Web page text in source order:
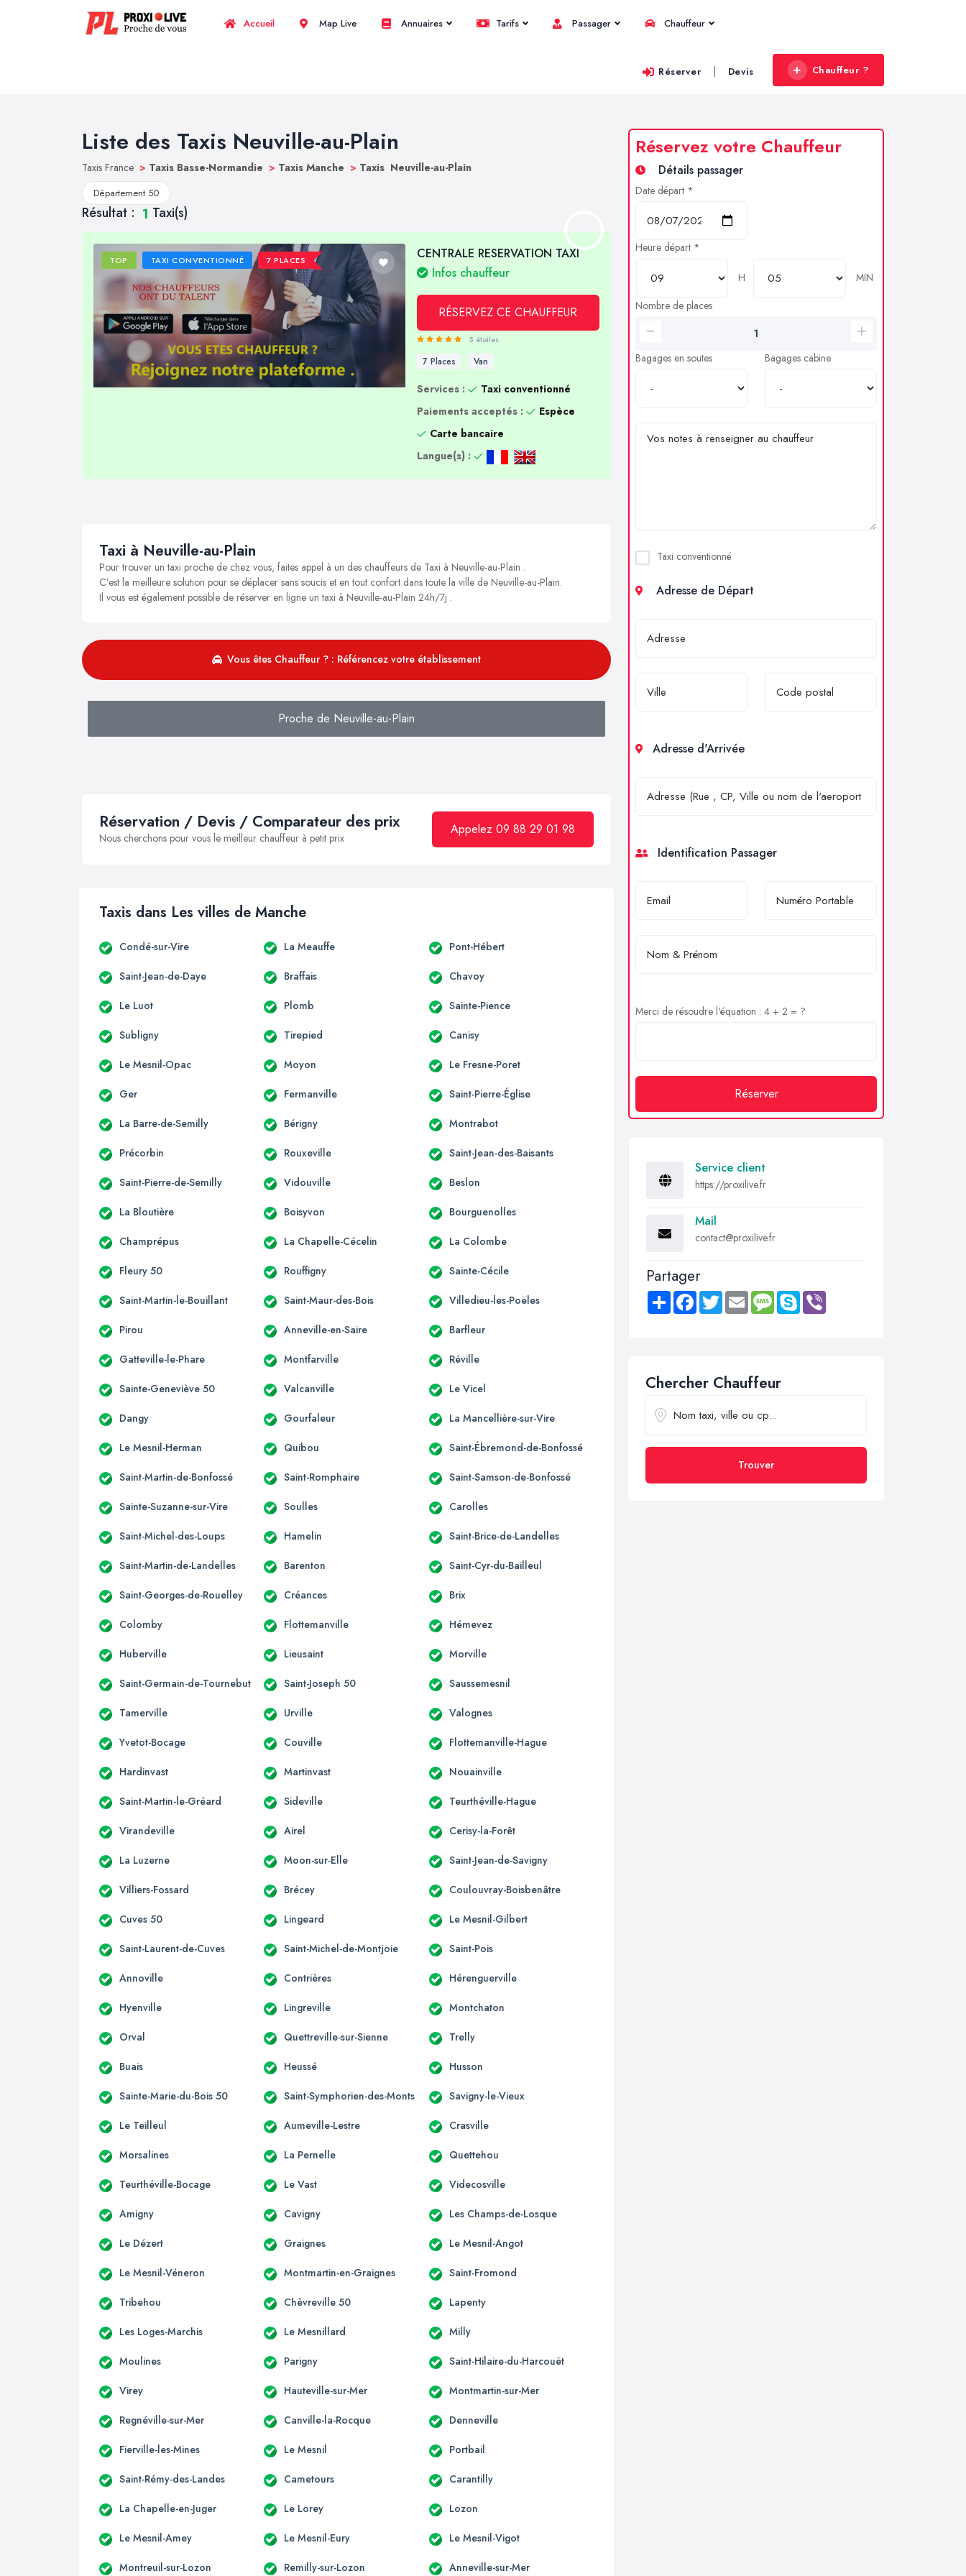
Accueil Map Live Annuaires Tarifs Passager Chauffeur
Réserver | Devis Chauffeur ?
Liste des Taxis Neuville-au-Plain
Taxis France > Taxis Basse-Normandie > Taxis Manche > Taxis Neuville-au-Plain
Département 50
Résultat : 1 Taxi(s)
TOP TAXI CONVENTIONNÉ 7 PLACES
CENTRALE RESERVATION TAXI
Infos chauffeur
RÉSERVEZ CE CHAUFFEUR
5 étoiles
7 Places Van
Services :
Taxi conventionné
Paiements acceptés :
Espèce
Carte bancaire
Langue(s) :
Taxi à Neuville-au-Plain
Pour trouver un taxi proche de chez vous, faites appel à un des chauffeurs de Taxi à Neuville-au-Plain .
C’est la meilleure solution pour se déplacer sans soucis et en tout confort dans toute la ville de Neuville-au-Plain.
Il vous est également possible de réserver en ligne un taxi à Neuville-au-Plain 24h/7j .
Vous êtes Chauffeur ? : Référencez votre établissement
Proche de Neuville-au-Plain
Réservation / Devis / Comparateur des prix
Nous cherchons pour vous le meilleur chauffeur à petit prix
Appelez 09 88 29 01 98
Taxis dans Les villes de Manche
Condé-sur-Vire La Meauffe Pont-Hébert
Saint-Jean-de-Daye Braffais Chavoy
Le Luot Plomb Sainte-Pience
Subligny Tirepied Canisy
Le Mesnil-Opac Moyon Le Fresne-Poret
Ger Fermanville Saint-Pierre-Église
La Barre-de-Semilly Bérigny Montrabot
Précorbin Rouxeville Saint-Jean-des-Baisants
Saint-Pierre-de-Semilly Vidouville Beslon
La Bloutière Boisyvon Bourguenolles
Champrépus La Chapelle-Cécelin La Colombe
Fleury 50 Rouffigny Sainte-Cécile
Saint-Martin-le-Bouillant Saint-Maur-des-Bois Villedieu-les-Poëles
Pirou Anneville-en-Saire Barfleur
Gatteville-le-Phare Montfarville Réville
Sainte-Geneviève 50 Valcanville Le Vicel
Dangy Gourfaleur La Mancellière-sur-Vire
Le Mesnil-Herman Quibou Saint-Ébremond-de-Bonfossé
Saint-Martin-de-Bonfossé Saint-Romphaire Saint-Samson-de-Bonfossé
Sainte-Suzanne-sur-Vire Soulles Carolles
Saint-Michel-des-Loups Hamelin Saint-Brice-de-Landelles
Saint-Martin-de-Landelles Barenton Saint-Cyr-du-Bailleul
Saint-Georges-de-Rouelley Créances Brix
Colomby Flottemanville Hémevez
Huberville Lieusaint Morville
Saint-Germain-de-Tournebut Saint-Joseph 50 Saussemesnil
Tamerville Urville Valognes
Yvetot-Bocage Couville Flottemanville-Hague
Hardinvast Martinvast Nouainville
Saint-Martin-le-Gréard Sideville Teurthéville-Hague
Virandeville Airel Cerisy-la-Forêt
La Luzerne Moon-sur-Elle Saint-Jean-de-Savigny
Villiers-Fossard Brécey Coulouvray-Boisbenâtre
Cuves 50 Lingeard Le Mesnil-Gilbert
Saint-Laurent-de-Cuves Saint-Michel-de-Montjoie Saint-Pois
Annoville Contrières Hérenguerville
Hyenville Lingreville Montchaton
Orval Quettreville-sur-Sienne Trelly
Buais Heussé Husson
Sainte-Marie-du-Bois 50 Saint-Symphorien-des-Monts Savigny-le-Vieux
Le Teilleul Aumeville-Lestre Crasville
Morsalines La Pernelle Quettehou
Teurthéville-Bocage Le Vast Videcosville
Amigny Cavigny Les Champs-de-Losque
Le Dézert Graignes Le Mesnil-Angot
Le Mesnil-Véneron Montmartin-en-Graignes Saint-Fromond
Tribehou Chèvreville 50 Lapenty
Les Loges-Marchis Le Mesnillard Milly
Moulines Parigny Saint-Hilaire-du-Harcouët
Virey Hauteville-sur-Mer Montmartin-sur-Mer
Regnéville-sur-Mer Canville-la-Rocque Denneville
Fierville-les-Mines Le Mesnil Portbail
Saint-Rémy-des-Landes Cametours Carantilly
La Chapelle-en-Juger Le Lorey Lozon
Le Mesnil-Amey Le Mesnil-Eury Le Mesnil-Vigot
Montreuil-sur-Lozon Remilly-sur-Lozon Anneville-sur-Mer
Réservez votre Chauffeur
Détails passager
Date départ *
Heure départ *
H
MIN
Nombre de places
Bagages en soutes Bagages cabine
Taxi conventionné
Adresse de Départ
Adresse d'Arrivée
Identification Passager
Merci de résoudre l'équation : 4 + 2 = ?
Réserver
Service client
https://proxilive.fr
Mail
contact@proxilive.fr
Partager
Share FacebookTwitter Email MessageSkype
Chercher Chauffeur
Trouver